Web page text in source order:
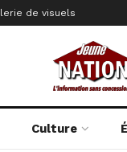
de visuels
Culture